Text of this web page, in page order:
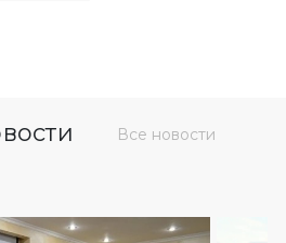
Все новости